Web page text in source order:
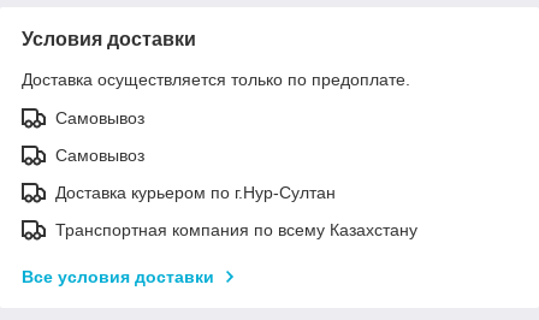
Условия доставки
Доставка осуществляется только по предоплате.
Самовывоз
Самовывоз
Доставка курьером по г.Нур-Султан
Транспортная компания по всему Казахстану
Все условия доставки